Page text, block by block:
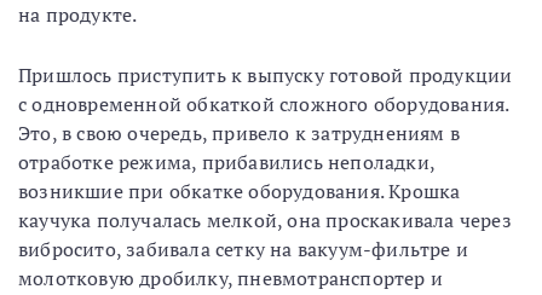
на продукте.
Пришлось приступить к выпуску готовой продукции
с одновременной обкаткой сложного оборудования.
Это, в свою очередь, привело к затруднениям в
отработке режима, прибавились неполадки,
возникшие при обкатке оборудования. Крошка
каучука получалась мелкой, она проскакивала через
вибросито, забивала сетку на вакуум-фильтре и
молотковую дробилку, пневмотранспортер и